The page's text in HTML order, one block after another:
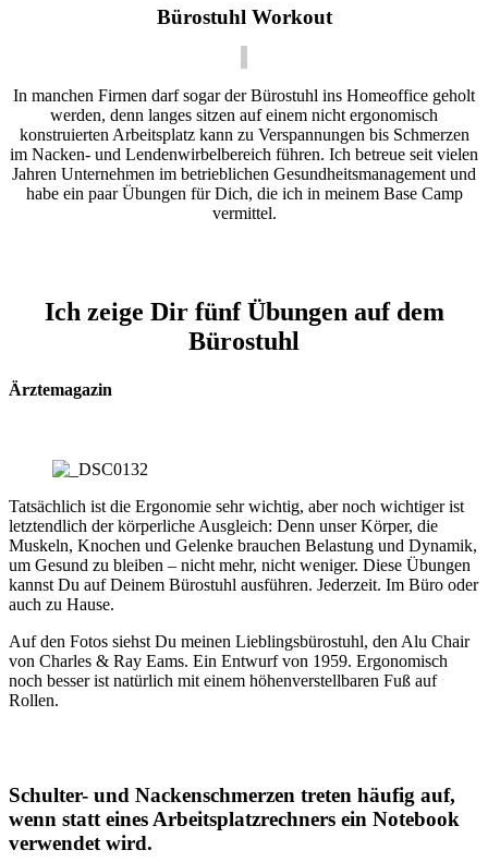
Bürostuhl Workout
In manchen Firmen darf sogar der Bürostuhl ins Homeoffice geholt
werden, denn langes sitzen auf einem nicht ergonomisch
konstruierten Arbeitsplatz kann zu Verspannungen bis Schmerzen
im Nacken- und Lendenwirbelbereich führen. Ich betreue seit vielen
Jahren Unternehmen im betrieblichen Gesundheitsmanagement und
habe ein paar Übungen für Dich, die ich in meinem Base Camp
vermittel.
Ich zeige Dir fünf Übungen auf dem
Bürostuhl
Ärztemagazin
Tatsächlich ist die Ergonomie sehr wichtig, aber noch wichtiger ist
letztendlich der körperliche Ausgleich: Denn unser Körper, die
Muskeln, Knochen und Gelenke brauchen Belastung und Dynamik,
um Gesund zu bleiben – nicht mehr, nicht weniger. Diese Übungen
kannst Du auf Deinem Bürostuhl ausführen. Jederzeit. Im Büro oder
auch zu Hause.
Auf den Fotos siehst Du meinen Lieblingsbürostuhl, den Alu Chair
von Charles & Ray Eams. Ein Entwurf von 1959. Ergonomisch
noch besser ist natürlich mit einem höhenverstellbaren Fuß auf
Rollen.
Schulter- und Nackenschmerzen treten häufig auf,
wenn statt eines Arbeitsplatzrechners ein Notebook
verwendet wird.